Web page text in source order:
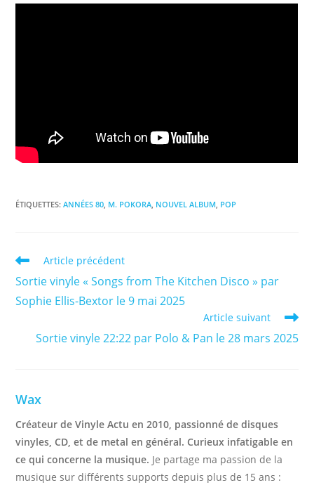
ÉTIQUETTES:ANNÉES 80, M. POKORA, NOUVEL ALBUM, POP
Read
articles
Article précédent
Sortie vinyle « Songs from The Kitchen Disco » par
Sophie Ellis-Bextor le 9 mai 2025
Article suivant
Sortie vinyle 22:22 par Polo & Pan le 28 mars 2025
Wax
Créateur de Vinyle Actu en 2010, passionné de disques
vinyles, CD, et de metal en général. Curieux infatigable en
ce qui concerne la musique. Je partage ma passion de la
musique sur différents supports depuis plus de 15 ans :